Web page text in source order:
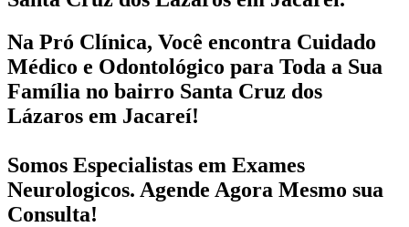
Na Pró Clínica, Você encontra Cuidado
Médico e Odontológico para Toda a Sua
Família no bairro Santa Cruz dos
Lázaros em Jacareí!
Somos Especialistas em Exames
Neurologicos. Agende Agora Mesmo sua
Consulta!